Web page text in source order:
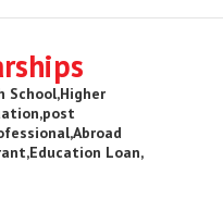
School,Higher
Loan,